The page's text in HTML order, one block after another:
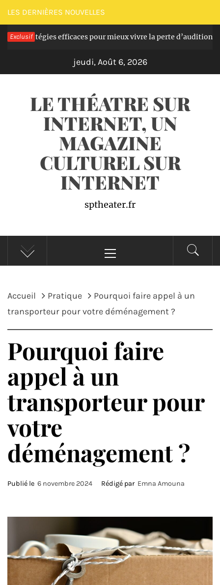
Passer
au
contenu
LES DERNIÈRES NOUVELLES
Exclusifefficaces pour mieux vivre la perte d’audition seniors
jeudi, Août 6, 2026
LE THÉATRE SUR
INTERNET, UN
MAGAZINE
CULTUREL SUR
INTERNET
sptheater.fr
principal
Accueil Pratique
Pourquoi faire appel à un
transporteur pour votre déménagement ?
Pourquoi faire
appel à un
transporteur pour
votre
déménagement ?
Publié le 6 novembre 2024 Rédigé par Emna Amouna